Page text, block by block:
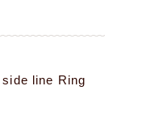
side line Ring